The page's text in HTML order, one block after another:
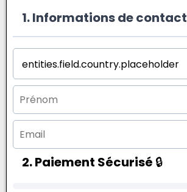
1. Informations de contact
2. Paiement Sécurisé 🔒